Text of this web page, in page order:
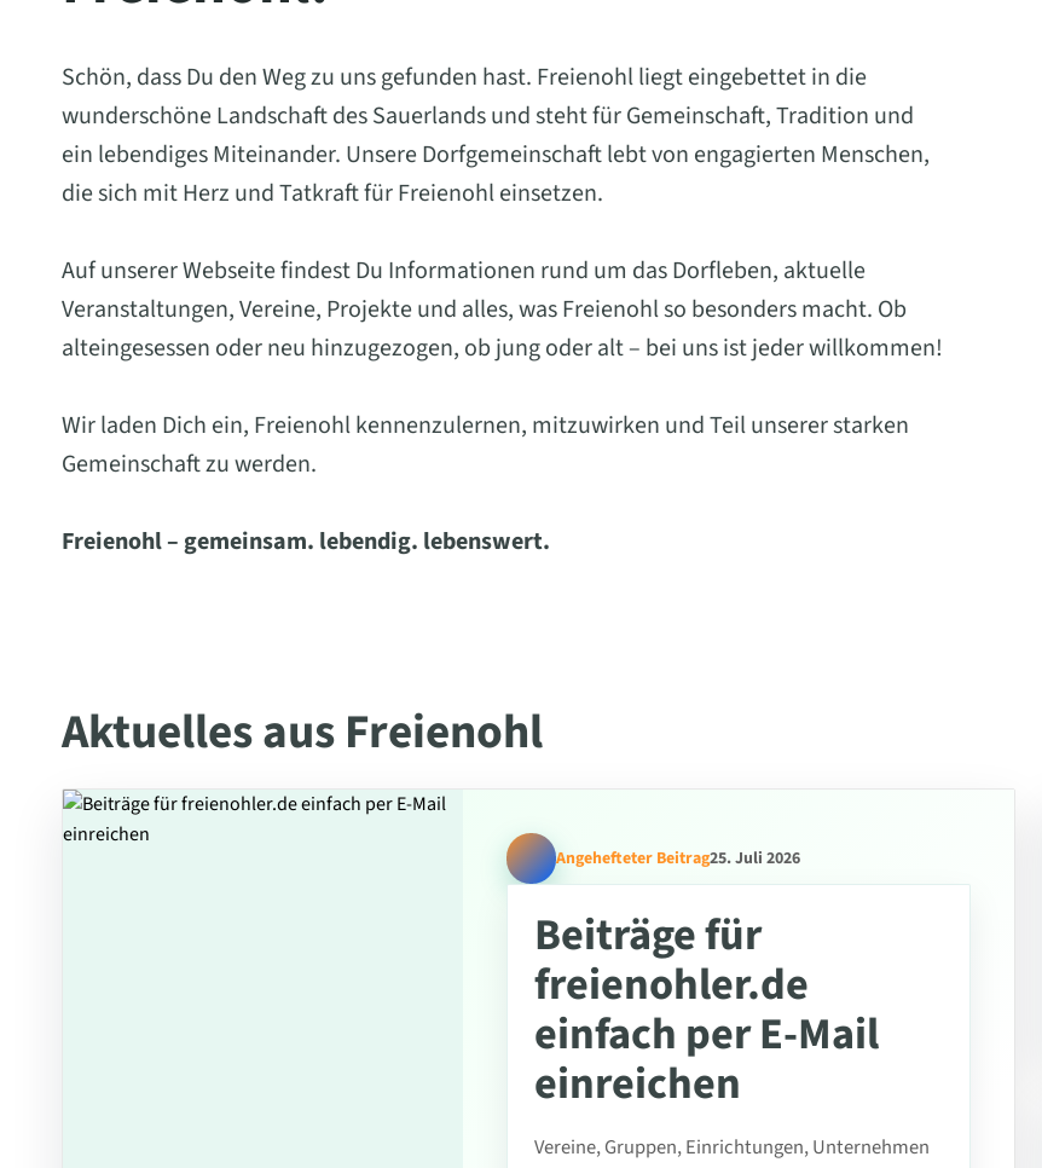
Schön, dass Du den Weg zu uns gefunden hast. Freienohl liegt eingebettet in die
wunderschöne Landschaft des Sauerlands und steht für Gemeinschaft, Tradition und
ein lebendiges Miteinander. Unsere Dorfgemeinschaft lebt von engagierten Menschen,
die sich mit Herz und Tatkraft für Freienohl einsetzen.
Auf unserer Webseite findest Du Informationen rund um das Dorfleben, aktuelle
Veranstaltungen, Vereine, Projekte und alles, was Freienohl so besonders macht. Ob
alteingesessen oder neu hinzugezogen, ob jung oder alt – bei uns ist jeder willkommen!
Wir laden Dich ein, Freienohl kennenzulernen, mitzuwirken und Teil unserer starken
Gemeinschaft zu werden.
Freienohl – gemeinsam. lebendig. lebenswert.
Aktuelles aus Freienohl
Angehefteter Beitrag25. Juli 2026
Beiträge für
freienohler.de
einfach per E-Mail
einreichen
Vereine, Gruppen, Einrichtungen, Unternehmen